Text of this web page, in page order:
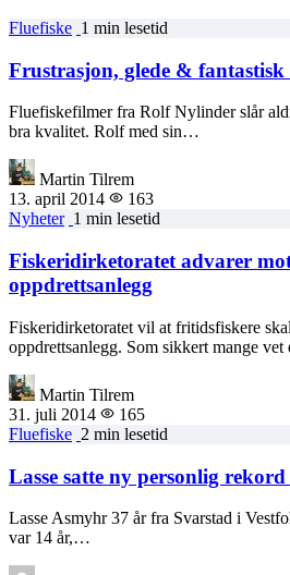
Fluefiske 1 min lesetid
Frustrasjon, glede & fantastisk
Fluefiskefilmer fra Rolf Nylinder slår
bra kvalitet. Rolf med sin…
Martin Tilrem
13. april 2014
163
Nyheter 1 min lesetid
Fiskeridirketoratet advarer
oppdrettsanlegg
Fiskeridirketoratet vil at fritidsfiskere
oppdrettsanlegg. Som sikkert mange
Martin Tilrem
31. juli 2014
165
Fluefiske 2 min lesetid
Lasse satte ny personlig
Lasse Asmyhr 37 år fra Svarstad i
var 14 år,…